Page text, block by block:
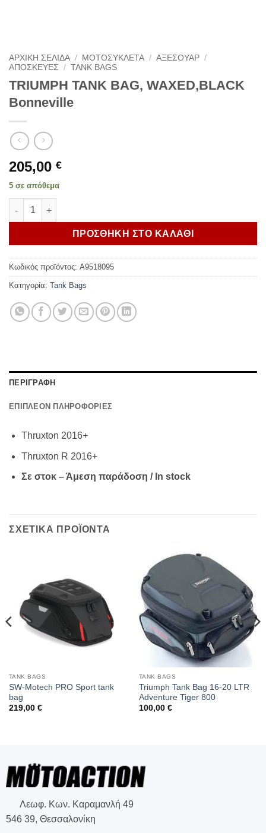
ΑΡΧΙΚΗ ΣΕΛΙΔΑ / ΜΟΤΟΣΥΚΛΕΤΑ / ΑΞΕΣΟΥΑΡ /
ΑΠΟΣΚΕΥΕΣ
/ TANK BAGS
TRIUMPH TANK BAG, WAXED,BLACK
Bonneville
205,00 €
5 σε απόθεμα
TRIUMPH TANK BAG, WAXED,BLACK Bonneville ποσότητα
ΠΡΟΣΘΗΚΗ ΣΤΟ ΚΑΛΑΘΙ
Κωδικός προϊόντος: A9518095
Κατηγορία: Tank Bags
ΠΕΡΙΓΡΑΦΗ
ΕΠΙΠΛΕΟΝ ΠΛΗΡΟΦΟΡΙΕΣ
Thruxton 2016+
Thruxton R 2016+
Σε στοκ – Άμεση παράδοση / In stock
ΣΧΕΤΙΚΑ ΠΡΟΪΟΝΤΑ
TANK BAGS
SW-Motech PRO Sport tank
bag
219,00 €
TANK BAGS
Triumph Tank Bag 16-20 LTR
Adventure Tiger 800
100,00 €
Λεωφ. Κων. Καραμανλή 49
546 39, Θεσσαλονίκη